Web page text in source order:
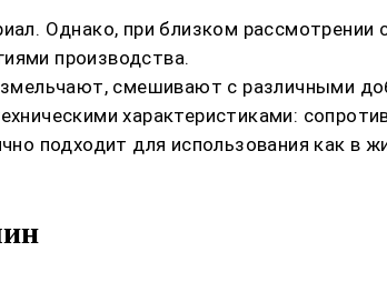
Однако, при близком рассмотрении
производства.
смешивают с различными
характеристиками:
подходит для использования как в